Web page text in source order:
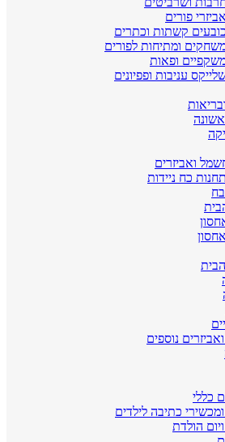
אביזרי פורים
כובעים קשתות וכתרים
ומתיחות לפורים
ופאות
עניבות ופפיונים
ואביזרים
תחנות כח ניידות
אחסון
נוספים
כללי
כתיבה לילדים
הולדת